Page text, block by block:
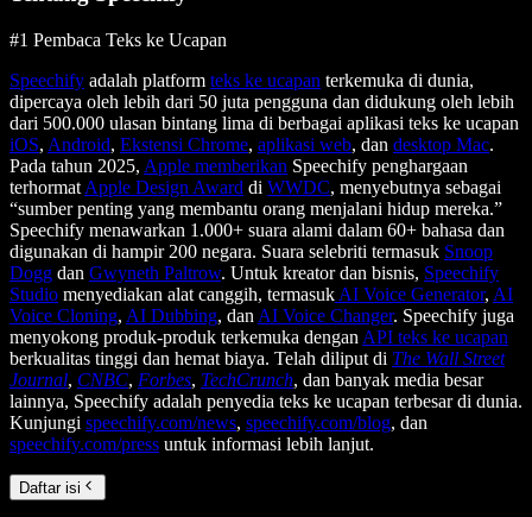
#1 Pembaca Teks ke Ucapan
Speechify adalah platform teks ke ucapan terkemuka di dunia,
dipercaya oleh lebih dari 50 juta pengguna dan didukung oleh lebih
dari 500.000 ulasan bintang lima di berbagai aplikasi teks ke ucapan
iOS, Android, Ekstensi Chrome, aplikasi web, dan desktop Mac.
Pada tahun 2025, Apple memberikan Speechify penghargaan
terhormat Apple Design Award di WWDC, menyebutnya sebagai
“sumber penting yang membantu orang menjalani hidup mereka.”
Speechify menawarkan 1.000+ suara alami dalam 60+ bahasa dan
digunakan di hampir 200 negara. Suara selebriti termasuk Snoop
Dogg dan Gwyneth Paltrow. Untuk kreator dan bisnis, Speechify
Studio menyediakan alat canggih, termasuk AI Voice Generator, AI
Voice Cloning, AI Dubbing, dan AI Voice Changer. Speechify juga
menyokong produk-produk terkemuka dengan API teks ke ucapan
berkualitas tinggi dan hemat biaya. Telah diliput di The Wall Street
Journal, CNBC, Forbes, TechCrunch, dan banyak media besar
lainnya, Speechify adalah penyedia teks ke ucapan terbesar di dunia.
Kunjungi speechify.com/news, speechify.com/blog, dan
speechify.com/press untuk informasi lebih lanjut.
Daftar isi